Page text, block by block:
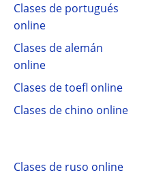
Clases de portugués
online
Clases de alemán
online
Clases de toefl online
Clases de chino online
Clases de ruso online